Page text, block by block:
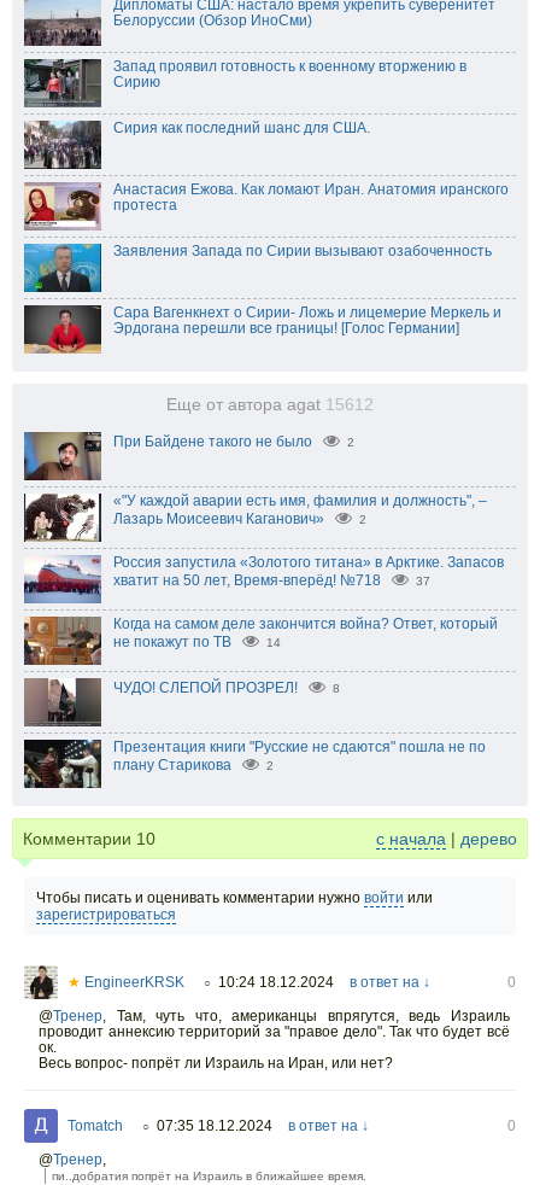
Дипломаты США: настало время укрепить суверенитет
Белоруссии (Обзор ИноСми)
Запад проявил готовность к военному вторжению в
Сирию
Сирия как последний шанс для США.
Анастасия Ежова. Как ломают Иран. Анатомия иранского
протеста
Заявления Запада по Сирии вызывают озабоченность
Сара Вагенкнехт о Сирии- Ложь и лицемерие Меркель и
Эрдогана перешли все границы! [Голос Германии]
Еще от автора agat 15612
При Байдене такого не было 2
«"У каждой аварии есть имя, фамилия и должность", –
Лазарь Моисеевич Каганович»
2
Россия запустила «Золотого титана» в Арктике. Запасов
хватит на 50 лет, Время-вперёд! №718
37
Когда на самом деле закончится война? Ответ, который
не покажут по ТВ
14
ЧУДО! СЛЕПОЙ ПРОЗРЕЛ! 8
Презентация книги "Русские не сдаются" пошла не по
плану Старикова
2
Комментарии 10 с начала | дерево
Чтобы писать и оценивать комментарии нужно войти или
зарегистрироваться
★ EngineerKRSK ○ 10:24 18.12.2024 в ответ на ↓
0
@Тренер, Там, чуть что, американцы впрягутся, ведь Израиль
проводит аннексию территорий за "правое дело". Так что будет всё
ок.
Весь вопрос- попрёт ли Израиль на Иран, или нет?
Tomatch ○ 07:35 18.12.2024 в ответ на ↓
0
@Тренер,
пи..добратия попрёт на Израиль в ближайшее время.